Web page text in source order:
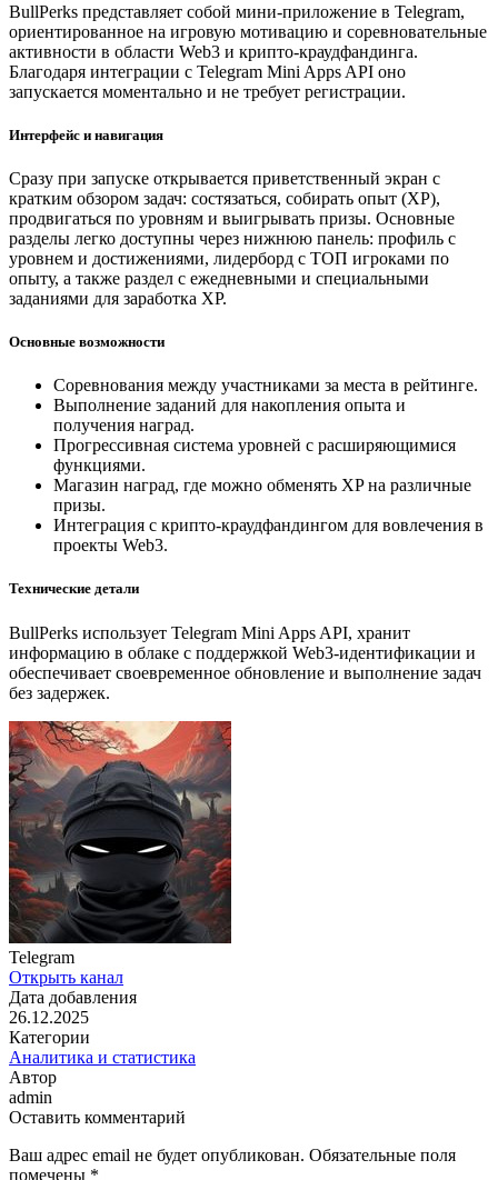
BullPerks представляет собой мини-приложение в Telegram,
ориентированное на игровую мотивацию и соревновательные
активности в области Web3 и крипто-краудфандинга.
Благодаря интеграции с Telegram Mini Apps API оно
запускается моментально и не требует регистрации.
Интерфейс и навигация
Сразу при запуске открывается приветственный экран с
кратким обзором задач: состязаться, собирать опыт (XP),
продвигаться по уровням и выигрывать призы. Основные
разделы легко доступны через нижнюю панель: профиль с
уровнем и достижениями, лидерборд с ТОП игроками по
опыту, а также раздел с ежедневными и специальными
заданиями для заработка XP.
Основные возможности
Соревнования между участниками за места в рейтинге.
Выполнение заданий для накопления опыта и
получения наград.
Прогрессивная система уровней с расширяющимися
функциями.
Магазин наград, где можно обменять XP на различные
призы.
Интеграция с крипто-краудфандингом для вовлечения в
проекты Web3.
Технические детали
BullPerks использует Telegram Mini Apps API, хранит
информацию в облаке с поддержкой Web3-идентификации и
обеспечивает своевременное обновление и выполнение задач
без задержек.
Telegram
Открыть канал
Дата добавления
26.12.2025
Категории
Аналитика и статистика
Автор
admin
Оставить комментарий
Ваш адрес email не будет опубликован. Обязательные поля
помечены *